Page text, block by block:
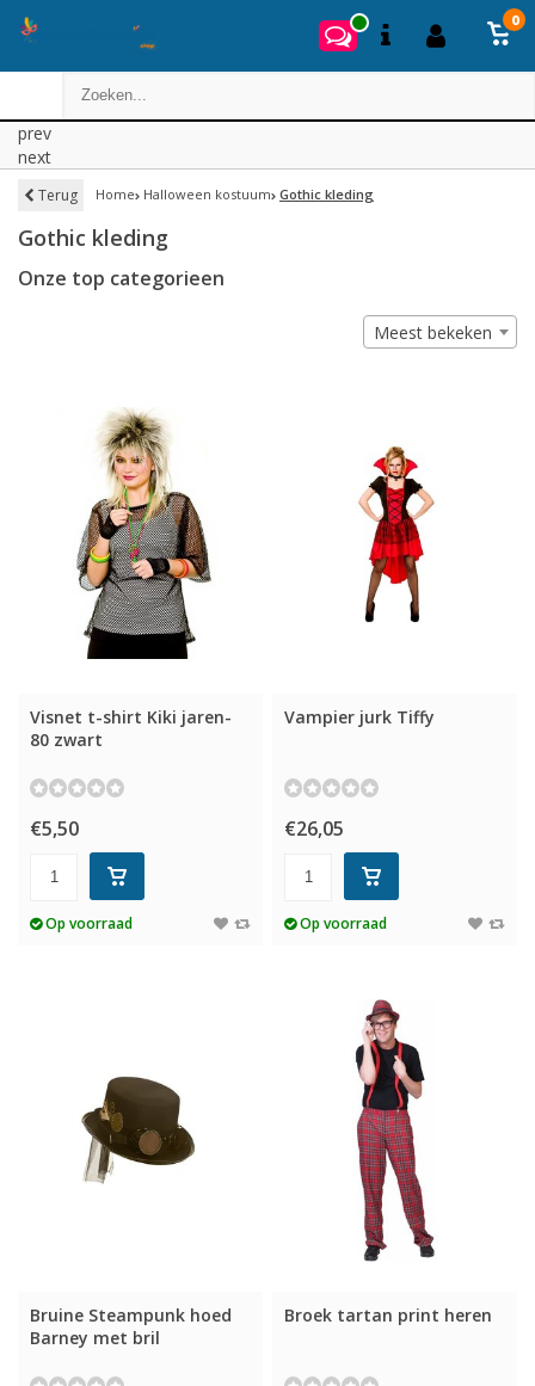
0
prev
next
Terug Home Halloween kostuum Gothic kleding
Gothic kleding
Onze top categorieen
Meest bekeken
Visnet t-shirt Kiki jaren-
80 zwart
€5,50
Op voorraad
Vampier jurk Tiffy
€26,05
Op voorraad
Bruine Steampunk hoed
Barney met bril
Broek tartan print heren